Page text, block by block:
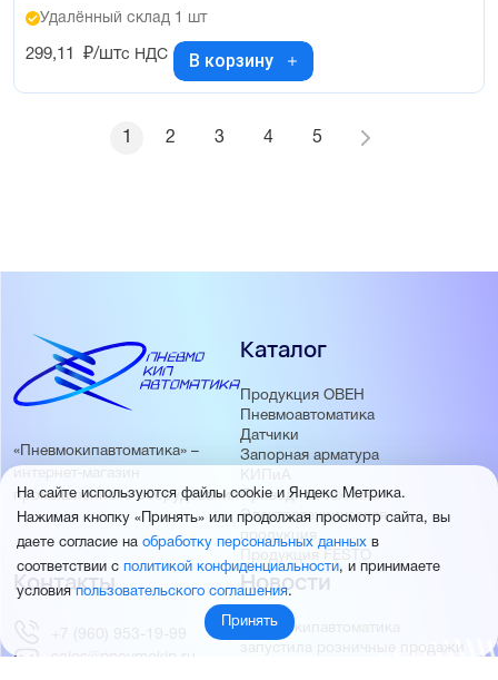
Удалённый склад 1 шт
299,11 ₽/штс НДС В корзину
1 2 3 4 5
«Пневмокипавтоматика» –
интернет-магазин
промышленного оборудования
Каталог
Продукция ОВЕН
Пневмоавтоматика
Датчики
Запорная арматура
КИПиА
Приводная техника
Электротехническая
продукция
Продукция FESTO
Новости
Пневмокипавтоматика
запустила розничные продажи
Контакты
+7 (960) 953-19-99
sales@pnevmokip.ru
На сайте используются файлы cookie и Яндекс Метрика.
Нажимая кнопку «Принять» или продолжая просмотр сайта, вы
даете согласие на обработку персональных данных в
соответствии с политикой конфиденциальности, и принимаете
условияпользовательского соглашения.
Принять